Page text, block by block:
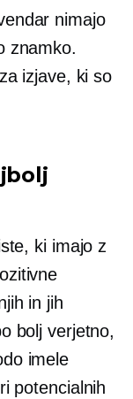
nimajo
znamko.
izjave, ki so
ki imajo z
in jih
bolj verjetno,
imele
potencialnih